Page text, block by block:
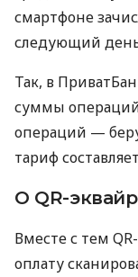
смартфоне
следующий
Так, в
суммы
операций —
тариф
О QR-
Вместе с тем
оплату